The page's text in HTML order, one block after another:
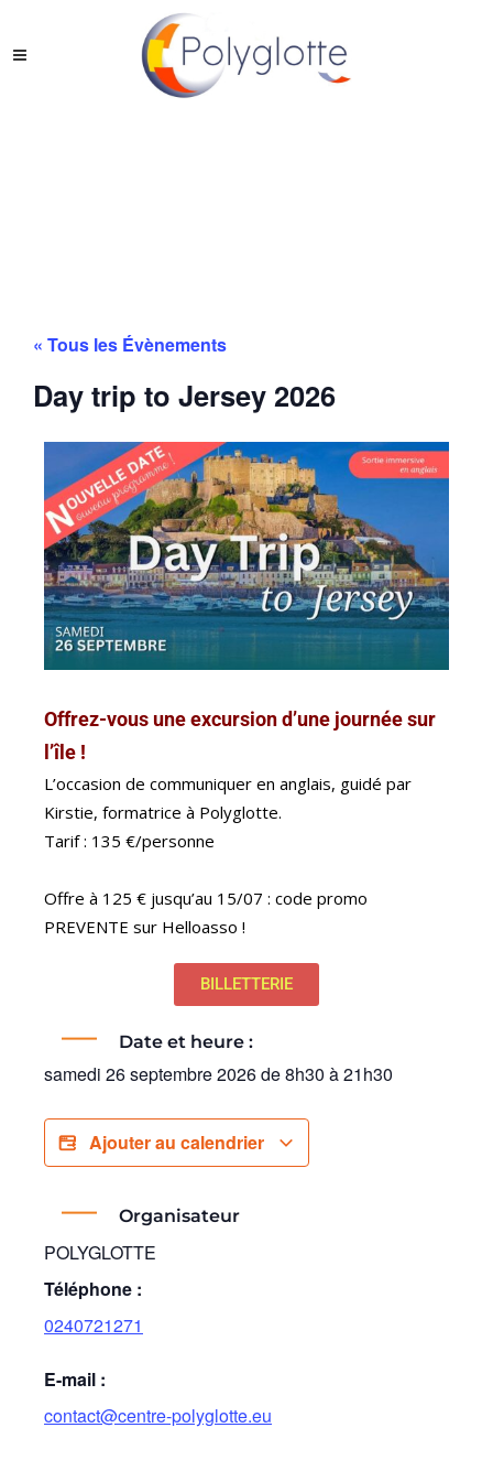
« Tous les Évènements
Day trip to Jersey 2026
Offrez-vous une excursion d’une journée sur
l’île !
L’occasion de communiquer en anglais, guidé par
Kirstie, formatrice à Polyglotte.
Tarif : 135 €/personne
Offre à 125 € jusqu’au 15/07 : code promo
PREVENTE sur Helloasso !
BILLETTERIE
Date et heure :
samedi 26 septembre 2026de8h30 à21h30
Ajouter au calendrier
Organisateur
POLYGLOTTE
Téléphone :
0240721271
E-mail :
contact@centre-polyglotte.eu